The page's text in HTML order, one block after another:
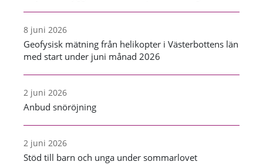
8 juni 2026
Geofysisk mätning från helikopter i Västerbottens län
med start under juni månad 2026
2 juni 2026
Anbud snöröjning
2 juni 2026
Stöd till barn och unga under sommarlovet